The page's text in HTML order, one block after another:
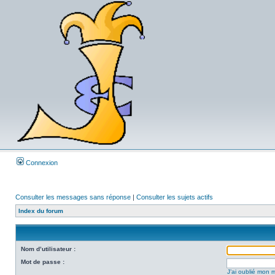
Connexion
Consulter les messages sans réponse | Consulter les sujets actifs
Index du forum
Nom d’utilisateur :
Mot de passe :
J’ai oublié mon